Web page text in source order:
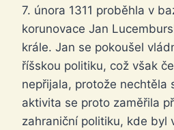
7. února 1311 proběhla v
korunovace Jan
krále. Jan se pokoušel
říšskou politiku, což však
nepřijala, protože nechtěla
aktivita se proto zaměřila
zahraniční politiku, kde byl